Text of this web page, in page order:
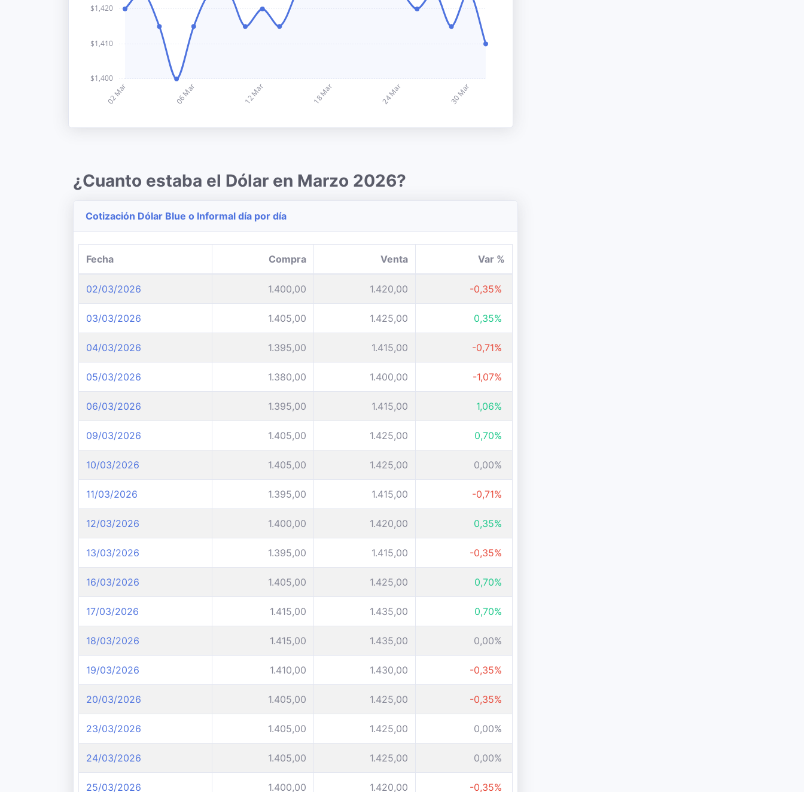
¿Cuanto estaba el Dólar en Marzo 2026?
Cotización Dólar Blue o Informal día por día
Fecha Compra Venta Var %
02/03/2026 1.400,00 1.420,00 -0,35%
03/03/2026 1.405,00 1.425,00 0,35%
04/03/2026 1.395,00 1.415,00 -0,71%
05/03/2026 1.380,00 1.400,00 -1,07%
06/03/2026 1.395,00 1.415,00 1,06%
09/03/2026 1.405,00 1.425,00 0,70%
10/03/2026 1.405,00 1.425,00 0,00%
11/03/2026 1.395,00 1.415,00 -0,71%
12/03/2026 1.400,00 1.420,00 0,35%
13/03/2026 1.395,00 1.415,00 -0,35%
16/03/2026 1.405,00 1.425,00 0,70%
17/03/2026 1.415,00 1.435,00 0,70%
18/03/2026 1.415,00 1.435,00 0,00%
19/03/2026 1.410,00 1.430,00 -0,35%
20/03/2026 1.405,00 1.425,00 -0,35%
23/03/2026 1.405,00 1.425,00 0,00%
24/03/2026 1.405,00 1.425,00 0,00%
25/03/2026 1.400,00 1.420,00 -0,35%